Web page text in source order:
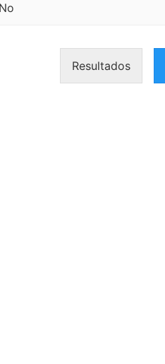
Resultados